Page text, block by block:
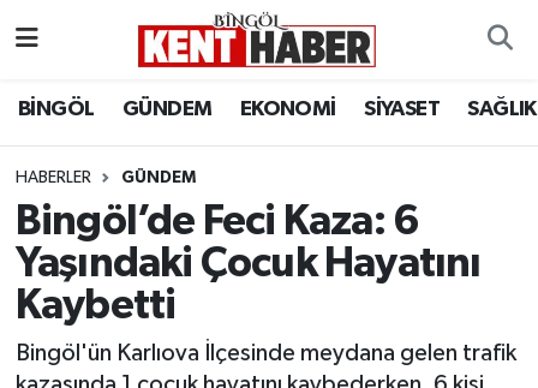
BİNGÖL GÜNDEM EKONOMİ SİYASET SAĞLIK
HABERLER GÜNDEM
Bingöl’de Feci Kaza: 6
Yaşındaki Çocuk Hayatını
Kaybetti
Bingöl'ün Karlıova İlçesinde meydana gelen trafik
BİLİM-TEKNOLOJİ
DÜNYA
EĞİTİM
Bingöl Hava Durumu
Bingöl Namaz Vakitleri
Bingöl Trafik Yoğunluk Haritası
Süper Lig Puan Durumu ve Fikstür